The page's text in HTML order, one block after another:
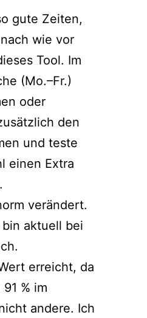
gute Zeiten,
wie vor
Tool. Im
(Mo.–Fr.)
oder
den
und teste
einen Extra
verändert.
aktuell bei
erreicht, da
% im
andere. Ich